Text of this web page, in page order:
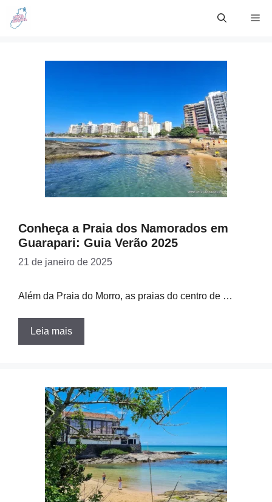
Skip
Conheça a Praia dos Namorados em
Guarapari: Guia Verão 2025
21 de janeiro de 2025
Além da Praia do Morro, as praias do centro de …
Leia mais